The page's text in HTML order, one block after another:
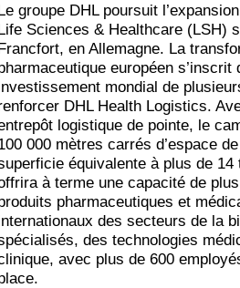
groupe DHL poursuit
Sciences & Healthcare (LSH)
en Allemagne. La
européen s’inscrit
mondial de
DHL Health Logistics.
logistique de pointe, le
000 mètres carrés d’espace
équivalente à plus de
à terme une capacité de
pharmaceutiques et
des secteurs de la
des technologies
avec plus de 600